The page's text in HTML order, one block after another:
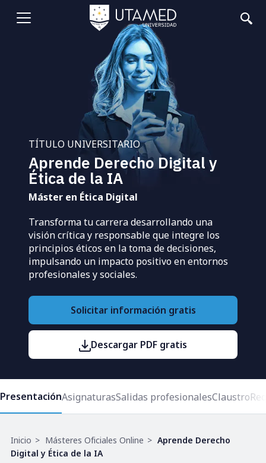
Abrir
TÍTULO UNIVERSITARIO
Aprende Derecho Digital y
Ética de la IA
Máster en Ética Digital
Transforma tu carrera desarrollando una
visión crítica y responsable que integre los
principios éticos en la toma de decisiones,
impulsando un impacto positivo en entornos
profesionales y sociales.
Solicitar información gratis
Descargar PDF gratis
PresentaciónAsignaturasSalidas profesionalesClaustro
Ruta
de
Inicio Másteres Oficiales Online
Aprende Derecho
Digital y Ética de la IA